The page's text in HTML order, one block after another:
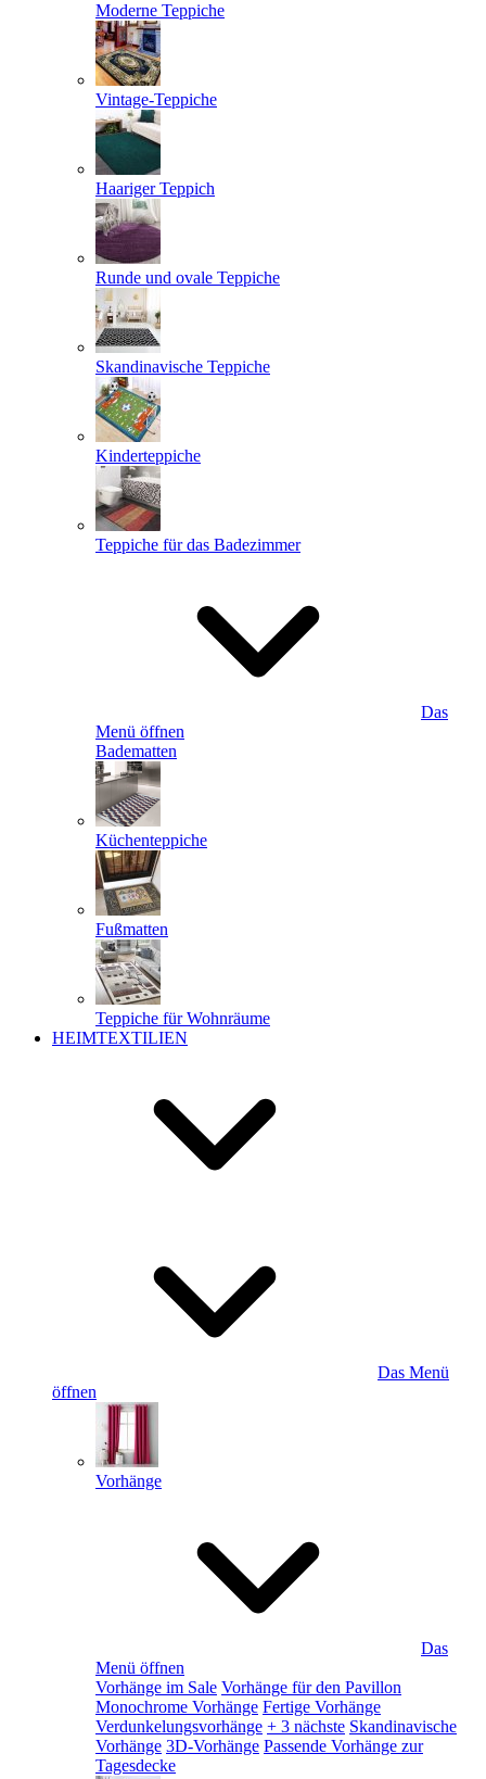
Moderne Teppiche
Vintage-Teppiche
Haariger Teppich
Runde und ovale Teppiche
Skandinavische Teppiche
Kinderteppiche
Teppiche für das Badezimmer
Das
Menü öffnen
Badematten
Küchenteppiche
Fußmatten
Teppiche für Wohnräume
HEIMTEXTILIEN
Das Menü
öffnen
Vorhänge
Das
Menü öffnen
Vorhänge im Sale Vorhänge für den Pavillon
Monochrome Vorhänge Fertige Vorhänge
Verdunkelungsvorhänge + 3 nächste Skandinavische
Vorhänge 3D-Vorhänge Passende Vorhänge zur
Tagesdecke